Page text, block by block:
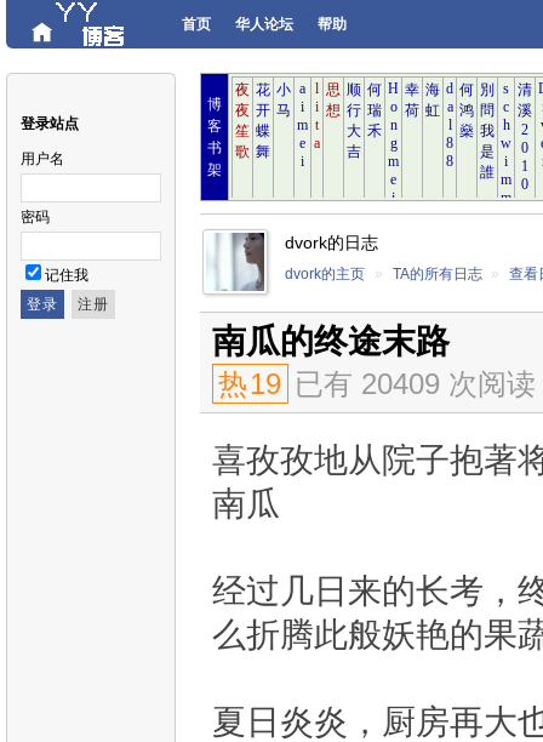
首页 华人论坛 帮助
登录站点
用户名
密码
记住我
博
客
书
架
dvork的日志
dvork的主页 » TA的所有日志 » 查看
南瓜的终途末路
热19 已有 20409 次阅读
喜孜孜地从院子抱著
南瓜
经过几日来的长考，
么折腾此般妖艳的果
夏日炎炎，厨房再大